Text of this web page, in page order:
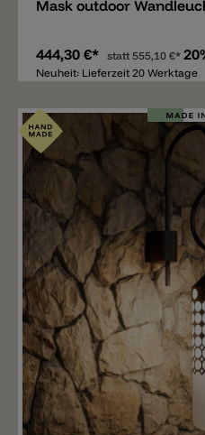
Mask outdoor
444,30 €* statt555,10 €*
Neuheit: Lieferzeit 20 Werktage